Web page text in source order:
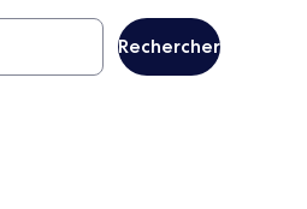
Rechercher